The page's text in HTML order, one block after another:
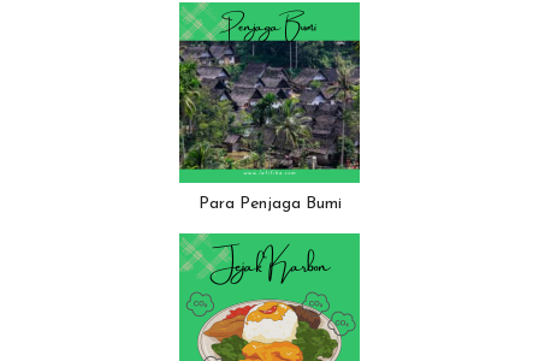
Para Penjaga Bumi